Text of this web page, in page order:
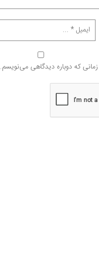
که دوباره دیدگاهی می‌نویسم.